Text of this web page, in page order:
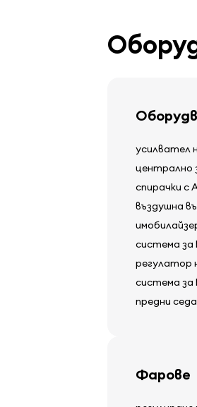
усилвател
централно
спирачки с
въздушна
система
регулатор
система за
предни
Фарове